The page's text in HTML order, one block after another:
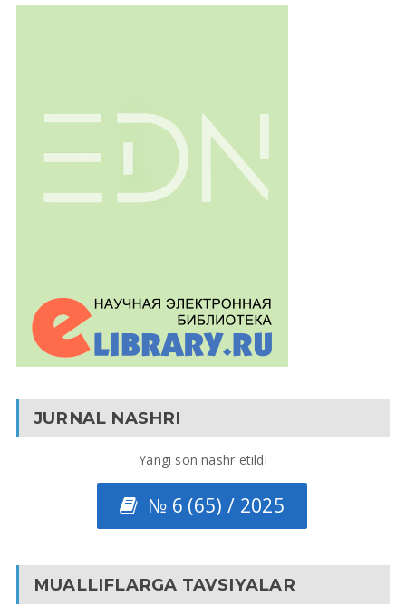
JURNAL NASHRI
Yangi son nashr etildi
№ 6 (65) / 2025
MUALLIFLARGA TAVSIYALAR